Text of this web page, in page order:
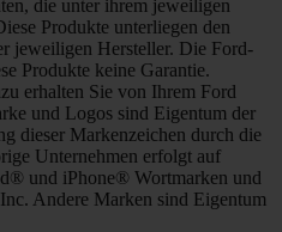
die unter ihrem jeweiligen
Produkte unterliegen den
jeweiligen Hersteller. Die Ford-
Produkte keine Garantie.
erhalten Sie von Ihrem Ford
und Logos sind Eigentum der
dieser Markenzeichen durch die
Unternehmen erfolgt auf
und iPhone® Wortmarken und
Andere Marken sind Eigentum